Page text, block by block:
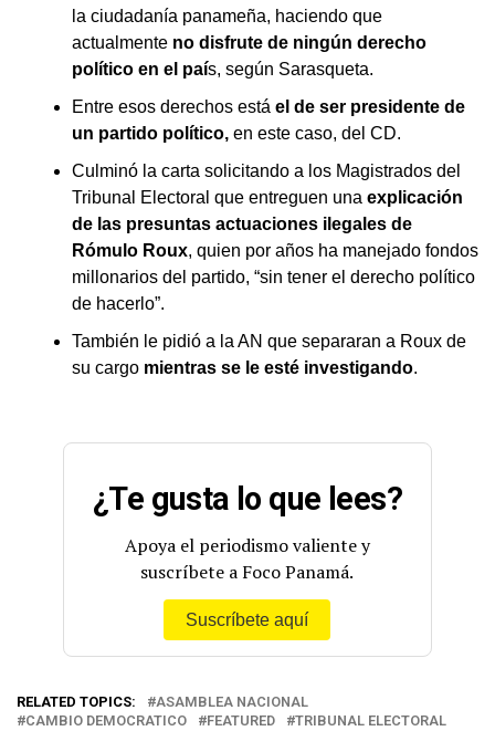
la ciudadanía panameña, haciendo que
actualmente no disfrute de ningún derecho
político en el país, según Sarasqueta.
Entre esos derechos está el de ser presidente de
un partido político, en este caso, del CD.
Culminó la carta solicitando a los Magistrados del
Tribunal Electoral que entreguen una explicación
de las presuntas actuaciones ilegales de
Rómulo Roux, quien por años ha manejado fondos
millonarios del partido, “sin tener el derecho político
de hacerlo”.
También le pidió a la AN que separaran a Roux de
su cargo mientras se le esté investigando.
¿Te gusta lo que lees?
Apoya el periodismo valiente y
suscríbete a Foco Panamá.
Suscríbete aquí
RELATED TOPICS:
ASAMBLEA NACIONAL
CAMBIO DEMOCRATICO
FEATURED TRIBUNAL ELECTORAL